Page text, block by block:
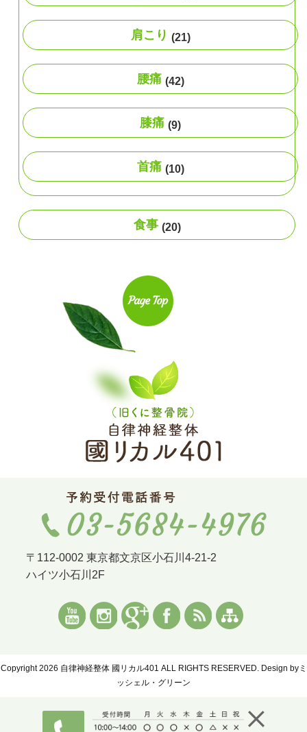
肩こり (21)
腰痛 (42)
膝痛 (9)
首痛 (10)
食事 (20)
〒112-0002 東京都文京区小石川4-21-2
ハイツ小石川2F
Copyright 2026 自律神経整体 國リカル401 ALL RIGHTS RESERVED. Design byミ
ッシェル・グリーン